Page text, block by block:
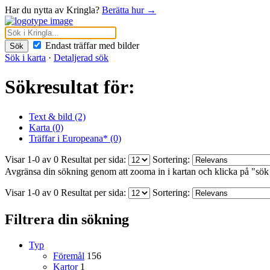
Har du nytta av Kringla? Berätta hur →
Sök
Endast träffar med bilder
Sök i karta · Detaljerad sök
Sökresultat för:
Text & bild (2)
Karta (0)
Träffar i Europeana* (0)
Visar 1-0 av 0 Resultat per sida:
Sortering:
Avgränsa din sökning genom att zooma in i kartan och klicka på
Visar 1-0 av 0 Resultat per sida: Sortering:
Filtrera din sökning
Typ
Föremål 156
Kartor 1